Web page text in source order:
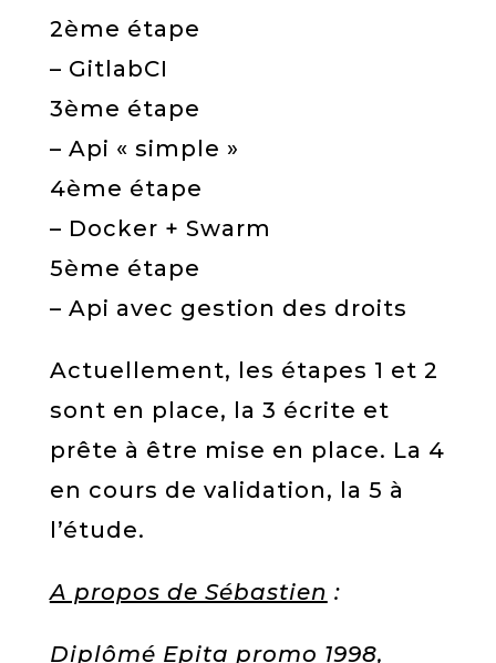
2ème étape
– GitlabCI
3ème étape
– Api « simple »
4ème étape
– Docker + Swarm
5ème étape
– Api avec gestion des droits
Actuellement, les étapes 1 et 2
sont en place, la 3 écrite et
prête à être mise en place. La 4
en cours de validation, la 5 à
l’étude.
A propos de Sébastien :
Diplômé Epita promo 1998,